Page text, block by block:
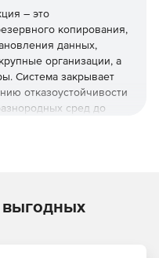
– это
копирования,
данных,
организации, а
Система закрывает
отказоустойчивости
сред до
и соответствия
стоимости
выгодных